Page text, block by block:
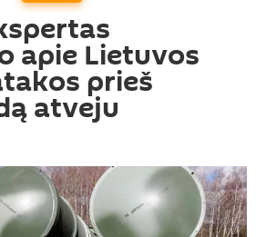
apie Lietuvos
prieš
atveju